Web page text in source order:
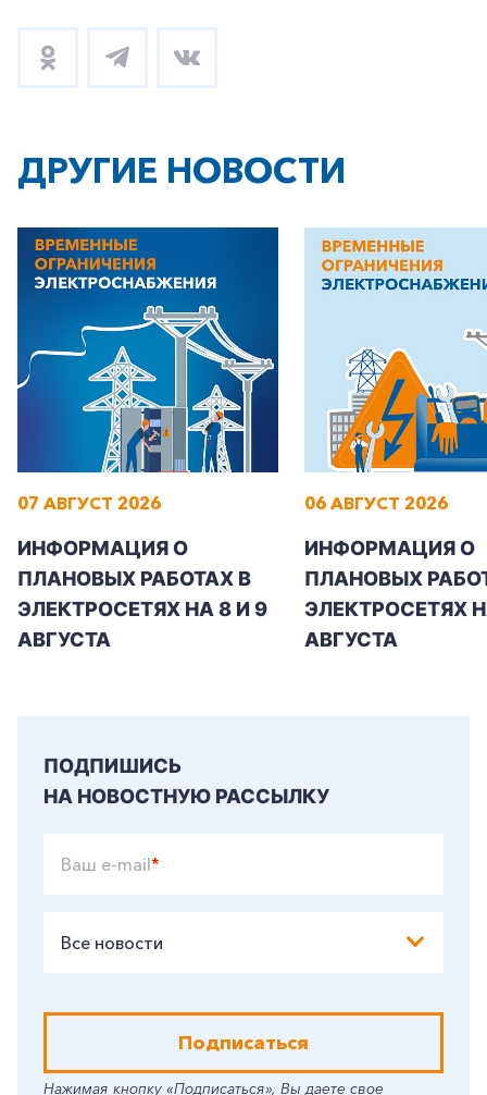
ДРУГИЕ НОВОСТИ
07 АВГУСТ 2026
ИНФОРМАЦИЯ О
ПЛАНОВЫХ РАБОТАХ В
ЭЛЕКТРОСЕТЯХ НА 8 И 9
АВГУСТА
06 АВГУСТ 2026
ИНФОРМАЦИЯ О
ПЛАНОВЫХ
ЭЛЕКТРОСЕТЯХ
АВГУСТА
ПОДПИШИСЬ
НА НОВОСТНУЮ РАССЫЛКУ
Ваш e-mail*
Все новости
Подписаться
Нажимая кнопку «Подписаться», Вы даете свое